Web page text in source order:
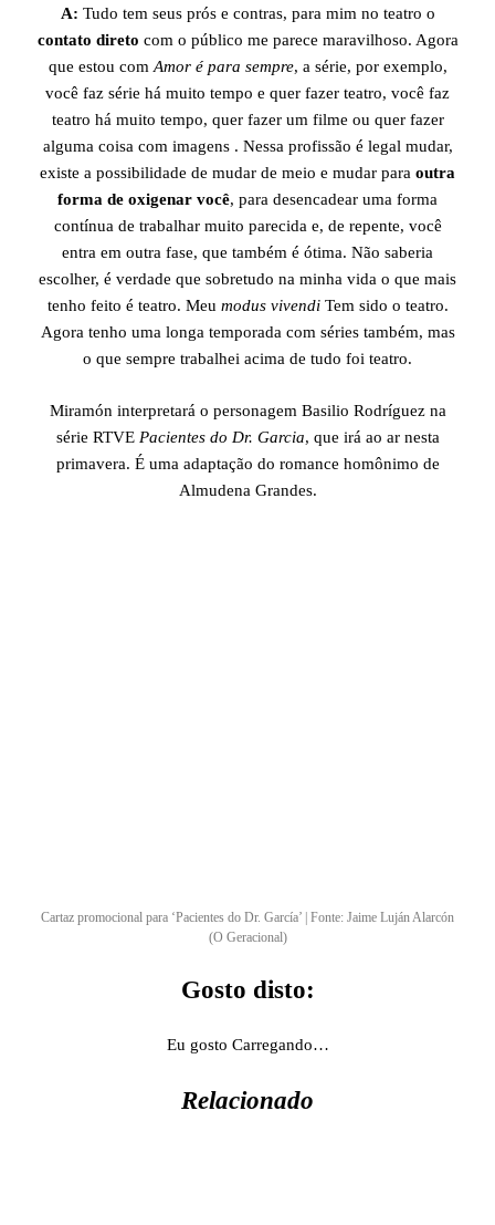
A: Tudo tem seus prós e contras, para mim no teatro o
contato direto com o público me parece maravilhoso. Agora
que estou com Amor é para sempre, a série, por exemplo,
você faz série há muito tempo e quer fazer teatro, você faz
teatro há muito tempo, quer fazer um filme ou quer fazer
alguma coisa com imagens . Nessa profissão é legal mudar,
existe a possibilidade de mudar de meio e mudar para outra
forma de oxigenar você, para desencadear uma forma
contínua de trabalhar muito parecida e, de repente, você
entra em outra fase, que também é ótima. Não saberia
escolher, é verdade que sobretudo na minha vida o que mais
tenho feito é teatro. Meu modus vivendiTem sido o teatro.
Agora tenho uma longa temporada com séries também, mas
o que sempre trabalhei acima de tudo foi teatro.
Miramón interpretará o personagem Basilio Rodríguez na
série RTVE Pacientes do Dr. Garcia, que irá ao ar nesta
primavera. É uma adaptação do romance homônimo de
Almudena Grandes.
Cartaz promocional para ‘Pacientes do Dr. García’ | Fonte: Jaime Luján Alarcón
(O Geracional)
Gosto disto:
Eu gosto Carregando…
Relacionado